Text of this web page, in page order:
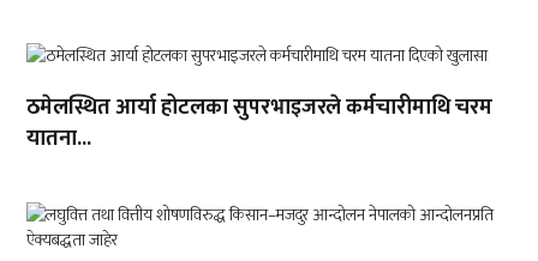
ठमेलस्थित आर्या होटलका सुपरभाइजरले कर्मचारीमाथि चरम
यातना...